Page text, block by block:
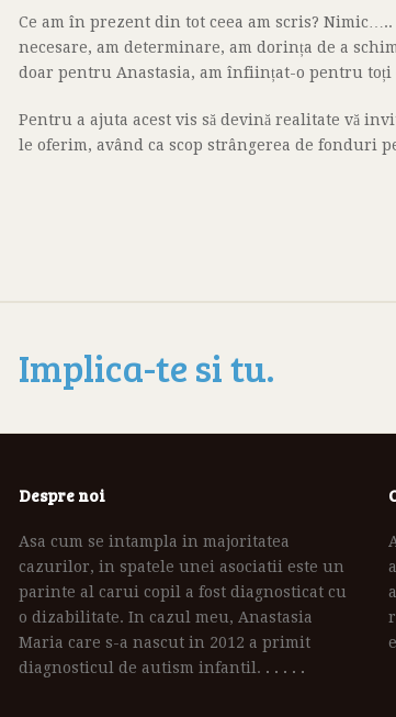
Ce am în prezent din tot ceea am scris?
necesare, am determinare, am dorința de a
doar pentru Anastasia, am înființat-o pentru
Pentru a ajuta acest vis să devină realitate vă
le oferim, având ca scop strângerea de fonduri
Implica-te si tu.
Despre noi
Asa cum se intampla in majoritatea
cazurilor, in spatele unei asociatii este un
parinte al carui copil a fost diagnosticat cu
o dizabilitate. In cazul meu, Anastasia
Maria care s-a nascut in 2012 a primit
diagnosticul de autism infantil. . . . . .